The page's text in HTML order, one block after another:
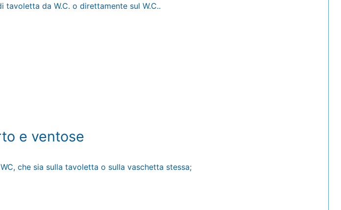
da W.C. o direttamente sul W.C..
e ventose
che sia sulla tavoletta o sulla vaschetta stessa;